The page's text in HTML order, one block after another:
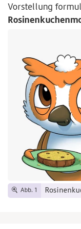
Vorstellung
Abb. 1